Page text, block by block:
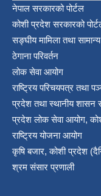
नेपाल सरकारको पोर्टल
कोशी प्रदेश सरकारको
सङ्‍घीय मामिला तथा
ठेगाना परिवर्तन
लोक सेवा आयोग
राष्ट्रिय परिचयपत्र तथा
प्रदेश तथा स्थानीय शासन
प्रदेश लोक सेवा आयोग,
राष्ट्रिय योजना आयोग
कृषि बजार, कोशी प्रदेश
श्रम संसार प्रणाली